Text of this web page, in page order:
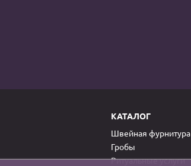
КАТАЛОГ
Швейная фурнитура
Гробы
Ритуальные услуги